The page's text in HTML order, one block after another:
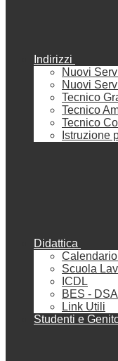
Indirizzi
Nuovi
Nuovi
Tecnico
Tecnico
Tecnico
Istruzione
Didattica
Scuola
ICDL
BES -
Link Utili
Studenti e